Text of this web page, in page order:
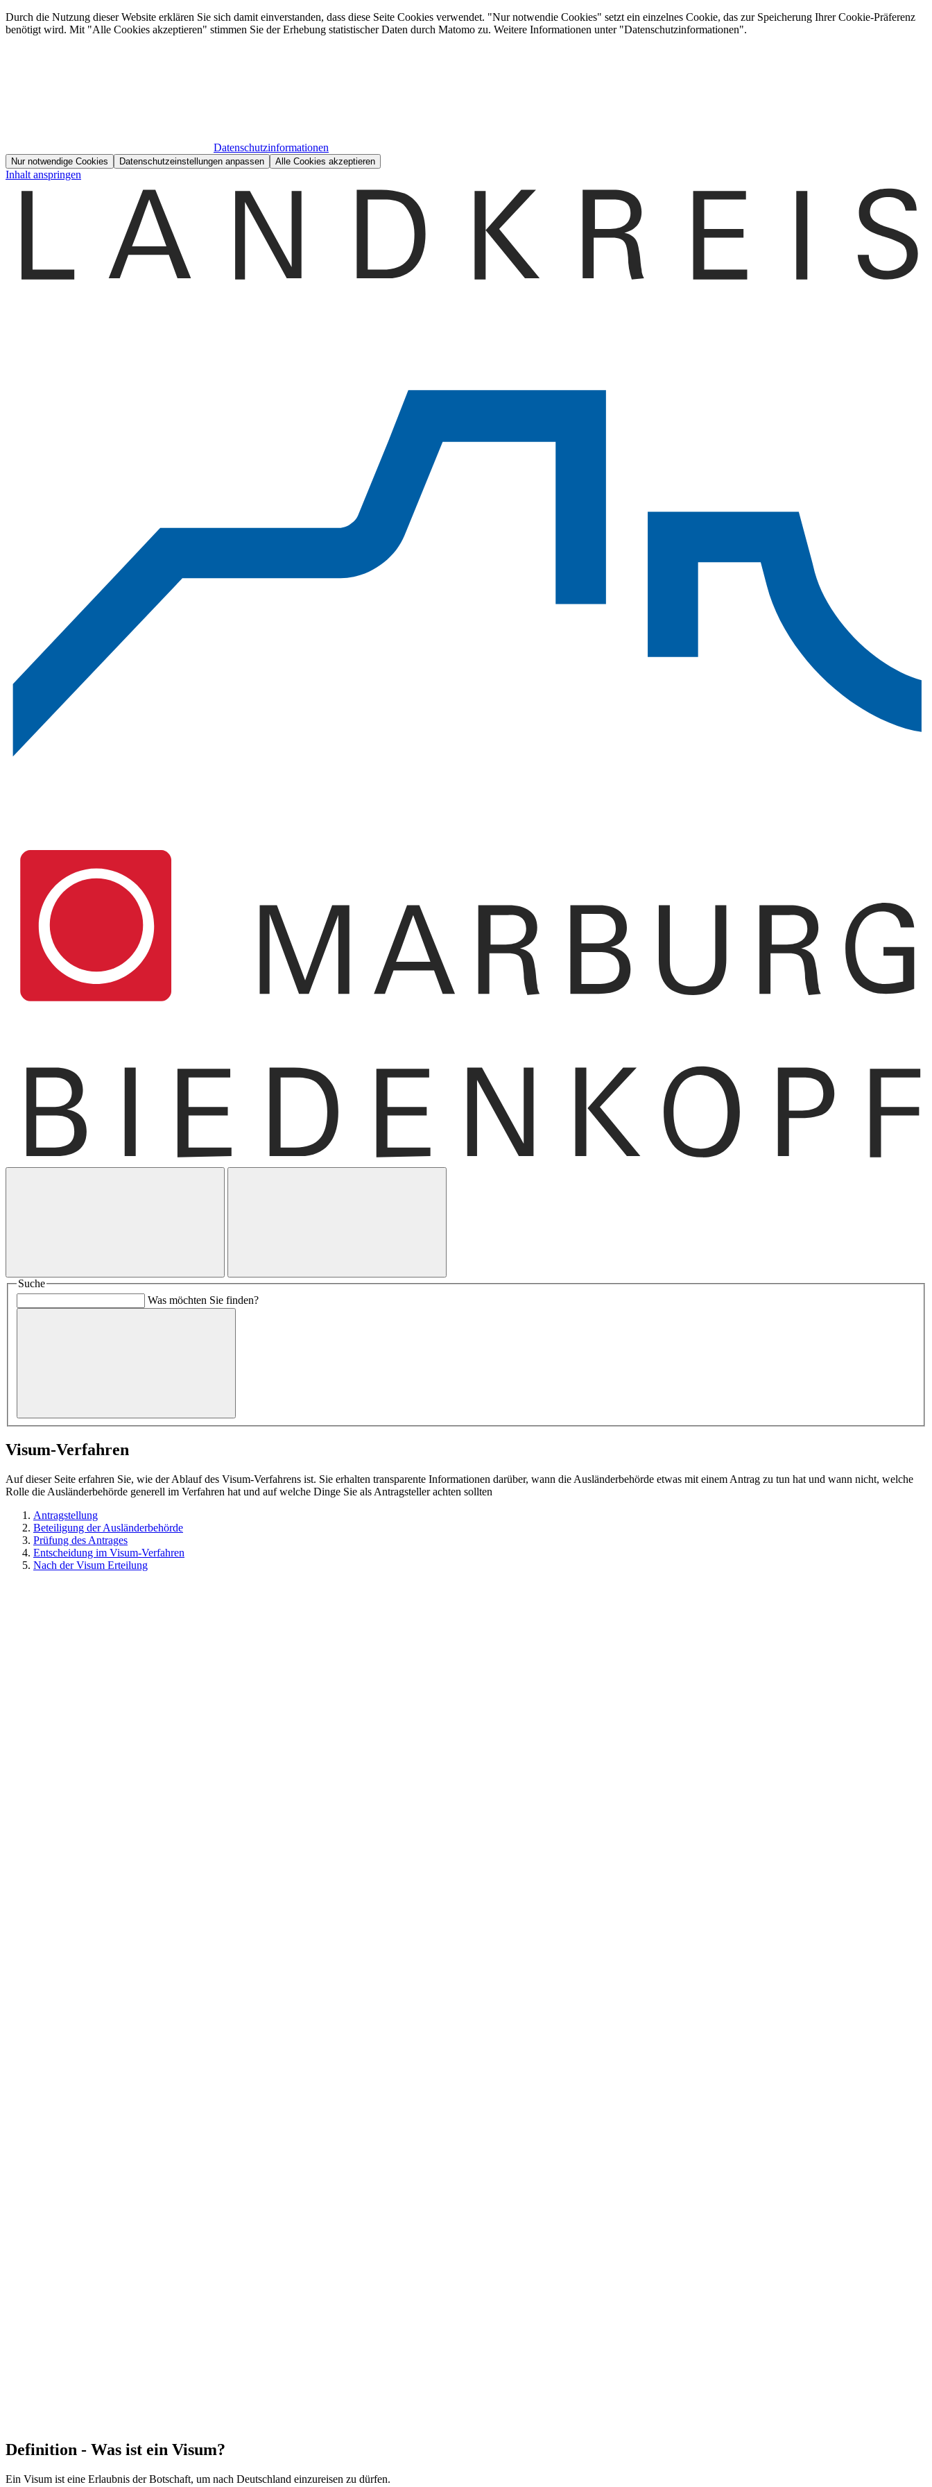
Durch die Nutzung dieser Website erklären Sie sich damit einverstanden, dass diese Seite Cookies verwendet. "Nur notwendie Cookies" setzt ein einzelnes Cookie, das zur Speicherung Ihrer Cookie-Präferenz
benötigt wird. Mit "Alle Cookies akzeptieren" stimmen Sie der Erhebung statistischer Daten durch Matomo zu. Weitere Informationen unter "Datenschutzinformationen".
Datenschutzinformationen
Nur notwendige Cookies Datenschutzeinstellungen anpassen Alle Cookies akzeptieren
Inhalt anspringen
Suche
Was möchten Sie finden?
Visum-Verfahren
Auf dieser Seite erfahren Sie, wie der Ablauf des Visum-Verfahrens ist. Sie erhalten transparente Informationen darüber, wann die Ausländerbehörde etwas mit einem Antrag zu tun hat und wann nicht, welche
Rolle die Ausländerbehörde generell im Verfahren hat und auf welche Dinge Sie als Antragsteller achten sollten
Antragstellung
Beteiligung der Ausländerbehörde
Prüfung des Antrages
Entscheidung im Visum-Verfahren
Nach der Visum Erteilung
Definition - Was ist ein Visum?
Ein Visum ist eine Erlaubnis der Botschaft, um nach Deutschland einzureisen zu dürfen.